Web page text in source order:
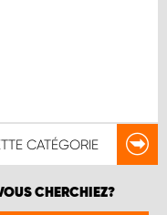
CATÉGORIE
CHERCHIEZ?